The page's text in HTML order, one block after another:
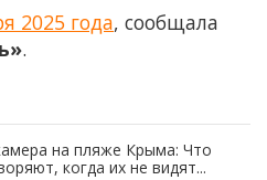
2025 года, сообщала
.
на пляже Крыма: Что
когда их не видят...